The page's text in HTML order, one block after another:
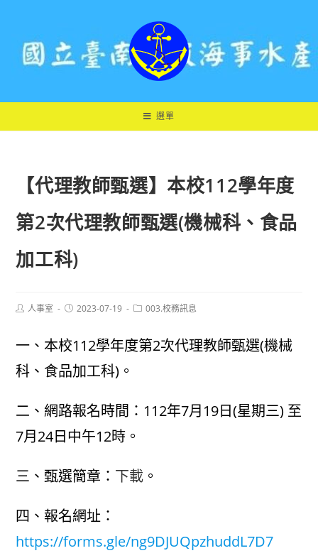
選單
【代理教師甄選】本校112學年度
第2次代理教師甄選(機械科、食品
加工科)
Post人事室
Post2023-07-19
Post003.校務訊息
一、本校112學年度第2次代理教師甄選(機械
科、食品加工科)。
二、網路報名時間：112年7月19日(星期三) 至
7月24日中午12時。
三、甄選簡章： 下載 。
四、報名網址：
https://forms.gle/ng9DJUQpzhuddL7D7